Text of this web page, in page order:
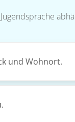
und Wohnort.